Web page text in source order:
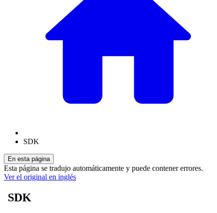
SDK
En esta página
Esta página se tradujo automáticamente y puede contener errores.
Ver el original en inglés
SDK